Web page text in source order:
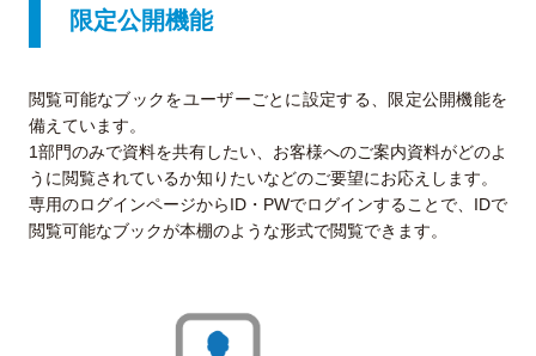
限定公開機能
閲覧可能なブックをユーザーごとに設定する、限定公開機能を
備えています。
1部門のみで資料を共有したい、お客様へのご案内資料がどのよ
うに閲覧されているか知りたいなどのご要望にお応えします。
専用のログインページからID・PWでログインすることで、IDで
閲覧可能なブックが本棚のような形式で閲覧できます。